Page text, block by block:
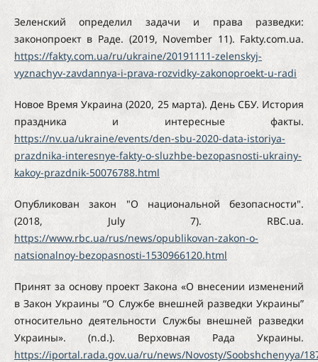
Зеленский определил задачи и права разведки:
законопроект в Раде. (2019, November 11). Fakty.com.ua.
https://fakty.com.ua/ru/ukraine/20191111-zelenskyj-
vyznachyv-zavdannya-i-prava-rozvidky-zakonoproekt-u-radi
Новое Время Украина (2020, 25 марта). День СБУ. История
праздника и интересные факты.
https://nv.ua/ukraine/events/den-sbu-2020-data-istoriya-
prazdnika-interesnye-fakty-o-sluzhbe-bezopasnosti-ukrainy-
kakoy-prazdnik-50076788.html
Опубликован закон "О национальной безопасности".
(2018, July 7). RBC.ua.
https://www.rbc.ua/rus/news/opublikovan-zakon-o-
natsionalnoy-bezopasnosti-1530966120.html
Принят за основу проект Закона «О внесении изменений
в Закон Украины “О Службе внешней разведки Украины”
относительно деятельности Службы внешней разведки
Украины». (n.d.). Верховная Рада Украины.
https://iportal.rada.gov.ua/ru/news/Novosty/Soobshchenyya/